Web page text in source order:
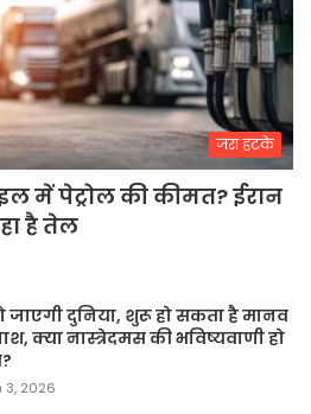
जरा हटके
में पेट्रोल की कीमत? ईरान
है तेल
जाएगी दुनिया, शुरू हो सकता है मानव
क्या नास्त्रेदमस की भविष्यवाणी हो
3, 2026